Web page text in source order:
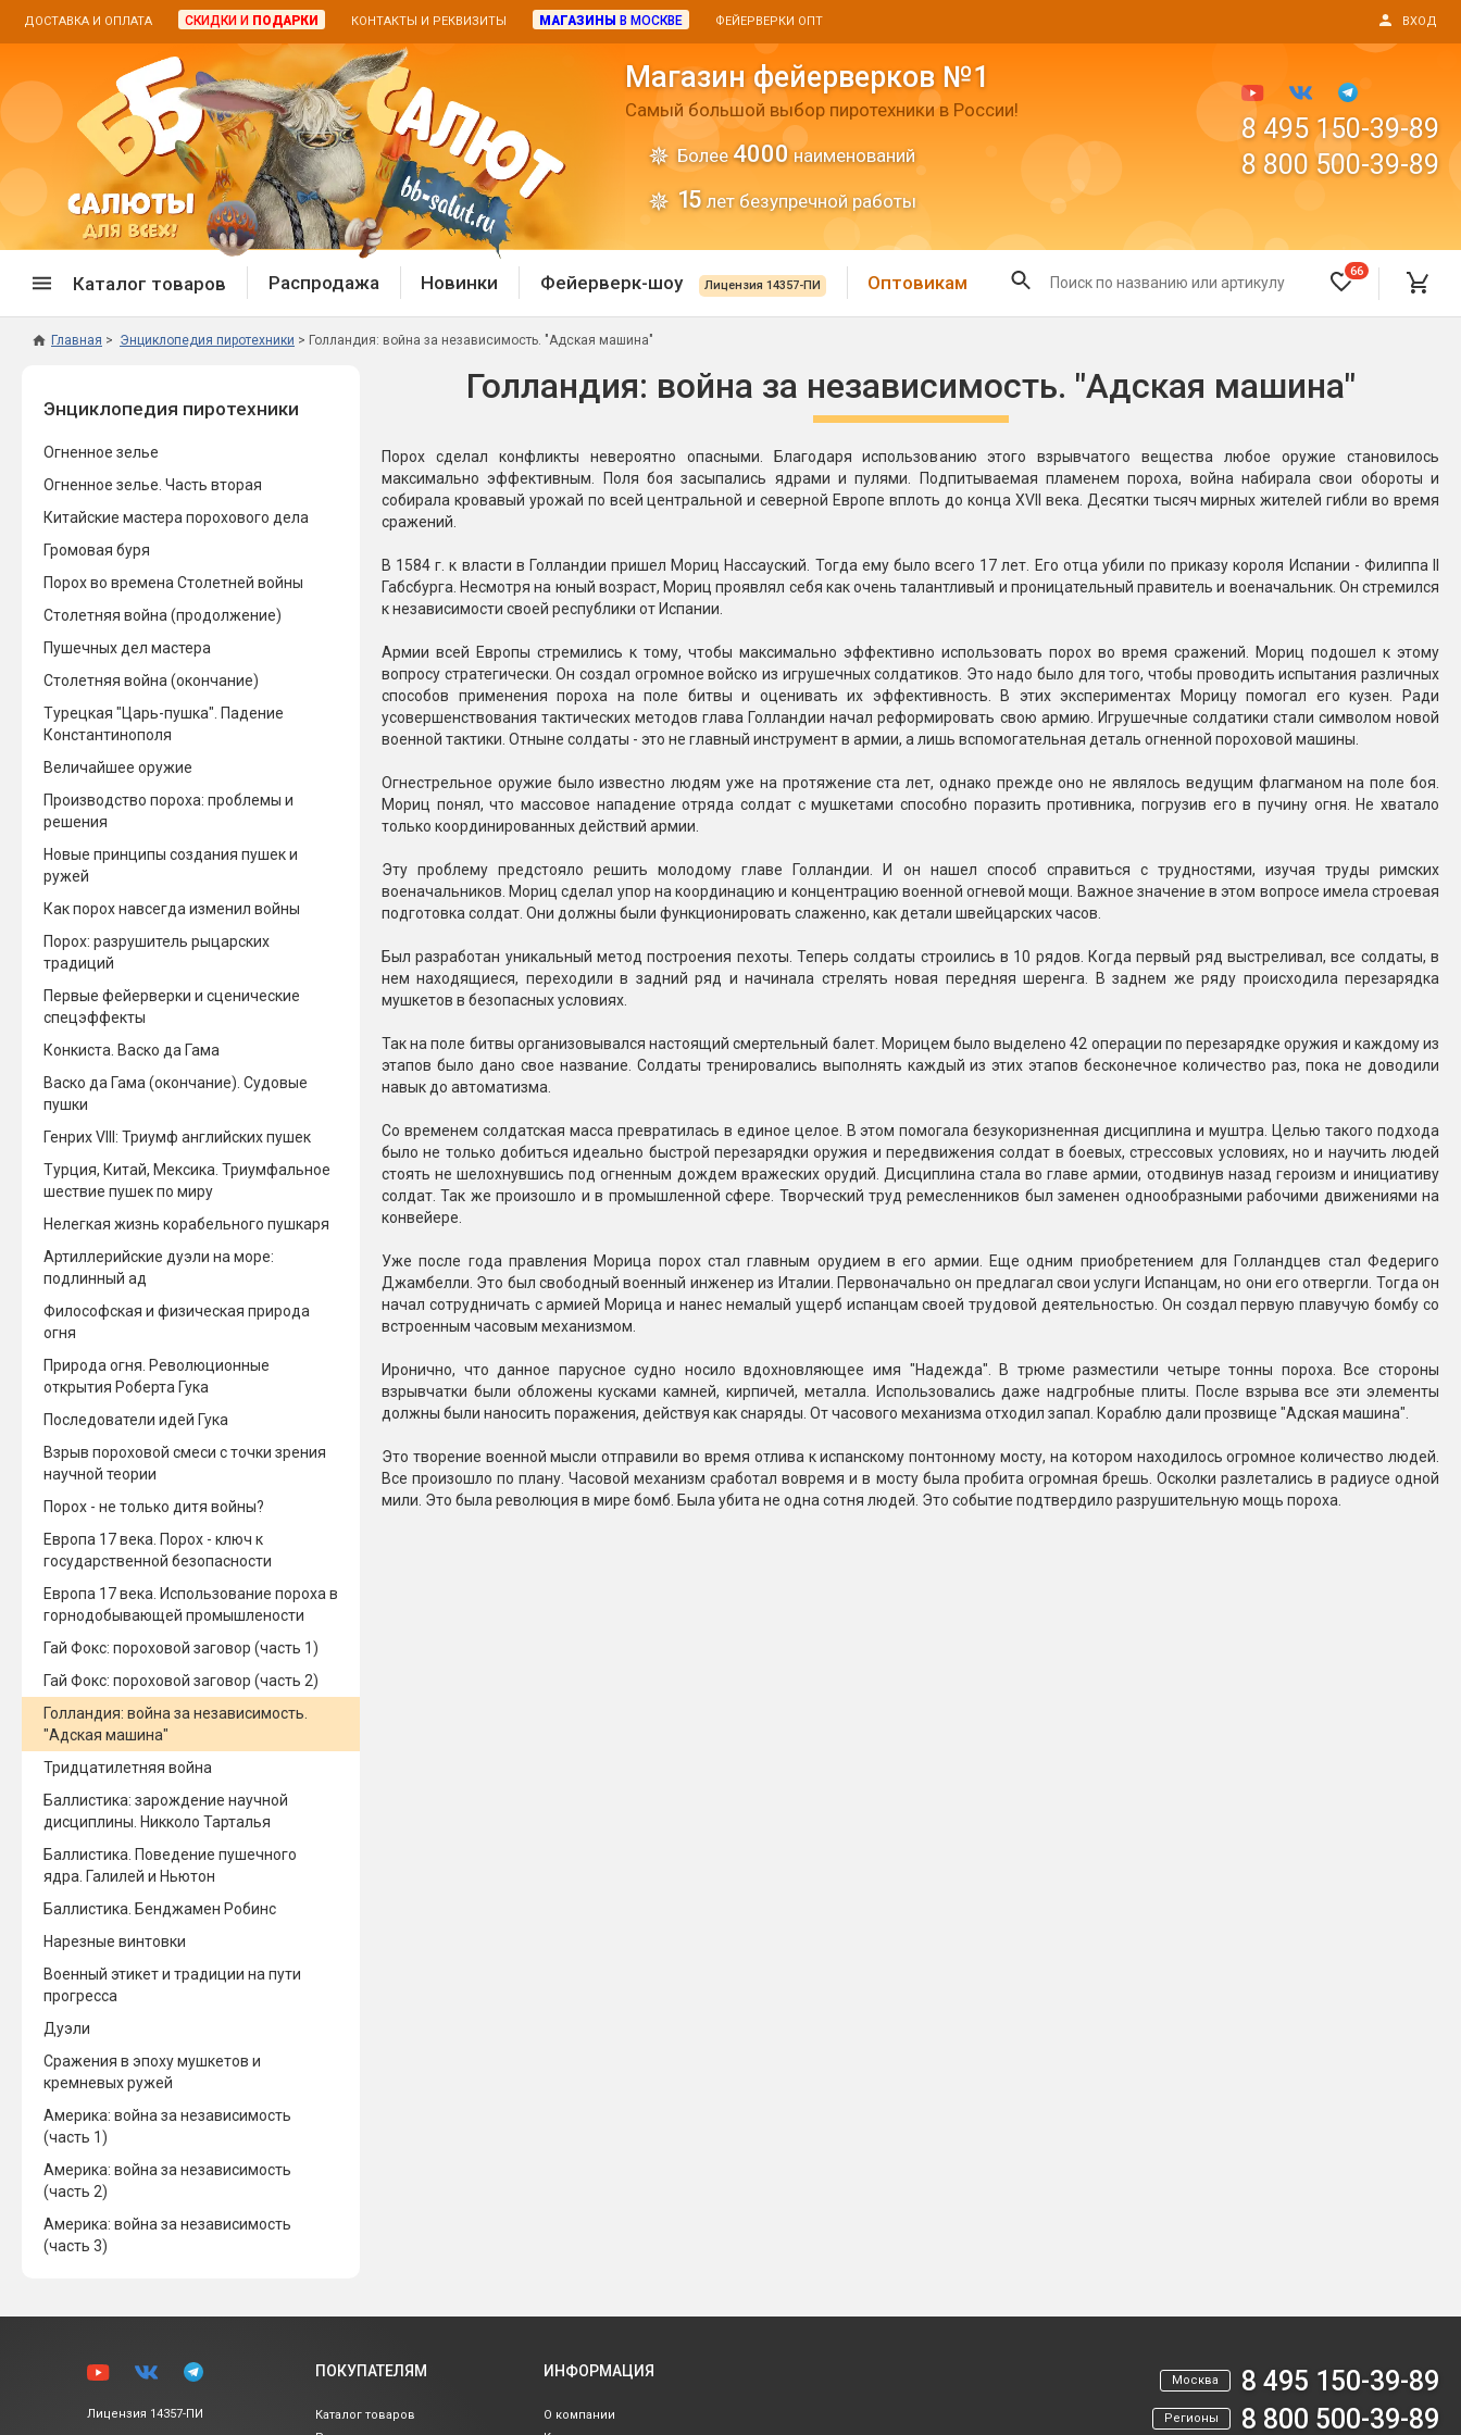
ДОСТАВКА И ОПЛАТА СКИДКИ И ПОДАРКИ КОНТАКТЫ И РЕКВИЗИТЫ МАГАЗИНЫ В МОСКВЕ ФЕЙЕРВЕРКИ ОПТ ВХОД
Магазин фейерверков №1
Самый большой выбор пиротехники в России!
Более 4000наименований
15 лет безупречной работы
8 495 150-39-89
8 800 500-39-89
Каталог товаров
Распродажа фейерверков
Распродажа бенгальских огней
Новинки 2025/26
Фейерверки на свадьбу
Фейерверк-шоу
Батареи салютов
Цветной дым
Батареи салютов
Маленькие фейерверки
Средние фейерверки
Большие фейерверки
Супер-фейерверки
Пневмохлопушки
Петарды
Терочные
Фитильные
Лимонки, гранаты
Летающие и наземные
Бабочки, пчелы
Циркоблицы
Факелы цветного огня
Цветной дым
Сигнальная пиротехника
Хлопушки и пневмохлопушки
Маленькие хлопушки
Пневмохлопушки
Бенгальские огни
Бенгальские огни большие
Фонтаны пиротехнические
Фонтаны сценические (холодные)
Фонтаны для улицы
Ракеты
Фестивальные шары
Фонтаны в торт (холодные)
Небесные фонарики
спецэффектов
Елочные гирлянды
Фейерверк-шоу
Распродажа Новинки Фейерверк-шоу Лицензия 14357-ПИ Оптовикам
66
Главная Энциклопедия пиротехники Голландия: война за независимость. "Адская машина"
Энциклопедия пиротехники
Огненное зелье
Огненное зелье. Часть вторая
Китайские мастера порохового дела
Громовая буря
Порох во времена Столетней войны
Столетняя война (продолжение)
Пушечных дел мастера
Столетняя война (окончание)
Турецкая "Царь-пушка". Падение
Константинополя
Величайшее оружие
Производство пороха: проблемы и
решения
Новые принципы создания пушек и
ружей
Как порох навсегда изменил войны
Порох: разрушитель рыцарских
традиций
Первые фейерверки и сценические
спецэффекты
Конкиста. Васко да Гама
Васко да Гама (окончание). Судовые
пушки
Генрих VIII: Триумф английских пушек
Турция, Китай, Мексика. Триумфальное
шествие пушек по миру
Нелегкая жизнь корабельного пушкаря
Артиллерийские дуэли на море:
подлинный ад
Философская и физическая природа
огня
Природа огня. Революционные
открытия Роберта Гука
Последователи идей Гука
Взрыв пороховой смеси с точки зрения
научной теории
Порох - не только дитя войны?
Европа 17 века. Порох - ключ к
государственной безопасности
Европа 17 века. Использование пороха в
горнодобывающей промышлености
Гай Фокс: пороховой заговор (часть 1)
Гай Фокс: пороховой заговор (часть 2)
Голландия: война за независимость.
"Адская машина"
Тридцатилетняя война
Баллистика: зарождение научной
дисциплины. Никколо Тарталья
Баллистика. Поведение пушечного
ядра. Галилей и Ньютон
Баллистика. Бенджамен Робинс
Нарезные винтовки
Военный этикет и традиции на пути
прогресса
Дуэли
Сражения в эпоху мушкетов и
кремневых ружей
Америка: война за независимость
(часть 1)
Америка: война за независимость
(часть 2)
Америка: война за независимость
(часть 3)
Голландия: война за независимость. "Адская машина"
Порох сделал конфликты невероятно опасными. Благодаря использованию этого взрывчатого вещества любое оружие становилось
максимально эффективным. Поля боя засыпались ядрами и пулями. Подпитываемая пламенем пороха, война набирала свои обороты и
собирала кровавый урожай по всей центральной и северной Европе вплоть до конца XVII века. Десятки тысяч мирных жителей гибли во время
сражений.
В 1584 г. к власти в Голландии пришел Мориц Нассауский. Тогда ему было всего 17 лет. Его отца убили по приказу короля Испании - Филиппа II
Габсбурга. Несмотря на юный возраст, Мориц проявлял себя как очень талантливый и проницательный правитель и военачальник. Он стремился
к независимости своей республики от Испании.
Армии всей Европы стремились к тому, чтобы максимально эффективно использовать порох во время сражений. Мориц подошел к этому
вопросу стратегически. Он создал огромное войско из игрушечных солдатиков. Это надо было для того, чтобы проводить испытания различных
способов применения пороха на поле битвы и оценивать их эффективность. В этих экспериментах Морицу помогал его кузен. Ради
усовершенствования тактических методов глава Голландии начал реформировать свою армию. Игрушечные солдатики стали символом новой
военной тактики. Отныне солдаты - это не главный инструмент в армии, а лишь вспомогательная деталь огненной пороховой машины.
Огнестрельное оружие было известно людям уже на протяжение ста лет, однако прежде оно не являлось ведущим флагманом на поле боя.
Мориц понял, что массовое нападение отряда солдат с мушкетами способно поразить противника, погрузив его в пучину огня. Не хватало
только координированных действий армии.
Эту проблему предстояло решить молодому главе Голландии. И он нашел способ справиться с трудностями, изучая труды римских
военачальников. Мориц сделал упор на координацию и концентрацию военной огневой мощи. Важное значение в этом вопросе имела строевая
подготовка солдат. Они должны были функционировать слаженно, как детали швейцарских часов.
Был разработан уникальный метод построения пехоты. Теперь солдаты строились в 10 рядов. Когда первый ряд выстреливал, все солдаты, в
нем находящиеся, переходили в задний ряд и начинала стрелять новая передняя шеренга. В заднем же ряду происходила перезарядка
мушкетов в безопасных условиях.
Так на поле битвы организовывался настоящий смертельный балет. Морицем было выделено 42 операции по перезарядке оружия и каждому из
этапов было дано свое название. Солдаты тренировались выполнять каждый из этих этапов бесконечное количество раз, пока не доводили
навык до автоматизма.
Со временем солдатская масса превратилась в единое целое. В этом помогала безукоризненная дисциплина и муштра. Целью такого подхода
было не только добиться идеально быстрой перезарядки оружия и передвижения солдат в боевых, стрессовых условиях, но и научить людей
стоять не шелохнувшись под огненным дождем вражеских орудий. Дисциплина стала во главе армии, отодвинув назад героизм и инициативу
солдат. Так же произошло и в промышленной сфере. Творческий труд ремесленников был заменен однообразными рабочими движениями на
конвейере.
Уже после года правления Морица порох стал главным орудием в его армии. Еще одним приобретением для Голландцев стал Федериго
Джамбелли. Это был свободный военный инженер из Италии. Первоначально он предлагал свои услуги Испанцам, но они его отвергли. Тогда он
начал сотрудничать с армией Морица и нанес немалый ущерб испанцам своей трудовой деятельностью. Он создал первую плавучую бомбу со
встроенным часовым механизмом.
Иронично, что данное парусное судно носило вдохновляющее имя "Надежда". В трюме разместили четыре тонны пороха. Все стороны
взрывчатки были обложены кусками камней, кирпичей, металла. Использовались даже надгробные плиты. После взрыва все эти элементы
должны были наносить поражения, действуя как снаряды. От часового механизма отходил запал. Кораблю дали прозвище "Адская машина".
Это творение военной мысли отправили во время отлива к испанскому понтонному мосту, на котором находилось огромное количество людей.
Все произошло по плану. Часовой механизм сработал вовремя и в мосту была пробита огромная брешь. Осколки разлетались в радиусе одной
мили. Это была революция в мире бомб. Была убита не одна сотня людей. Это событие подтвердило разрушительную мощь пороха.
Лицензия 14357-ПИ
ПОКУПАТЕЛЯМ
Каталог товаров
ИНФОРМАЦИЯ
О компании
Москва 8 495 150-39-89
Регионы 8 800 500-39-89